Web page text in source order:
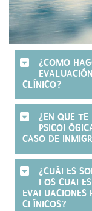
¿COMO
CLÍNICO?
¿EN QUE TE
CASO DE
¿CUÁLES
LOS
EVALUACIONES
CLÍNICOS?